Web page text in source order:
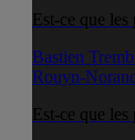
Est-ce que les
Bastien
Rouyn-
Est-ce que